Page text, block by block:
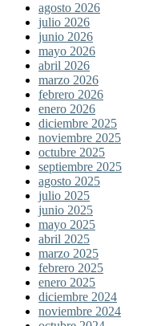
agosto 2026
julio 2026
junio 2026
mayo 2026
abril 2026
marzo 2026
febrero 2026
enero 2026
diciembre 2025
noviembre 2025
octubre 2025
septiembre 2025
agosto 2025
julio 2025
junio 2025
mayo 2025
abril 2025
marzo 2025
febrero 2025
enero 2025
diciembre 2024
noviembre 2024